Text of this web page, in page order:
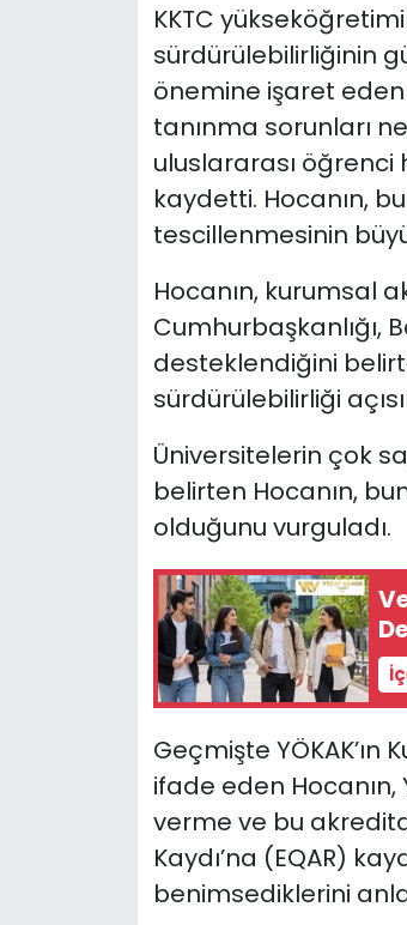
KKTC
sürdürülebilirliğinin
önemine işaret eden
tanınma sorunları
uluslararası öğrenci
kaydetti. Hocanın,
tescillenmesinin
Hocanın, kurumsal
Cumhurbaşkanlığı,
desteklendiğini
sürdürülebilirliği
Üniversitelerin çok
belirten Hocanın,
olduğunu vurguladı.
Geçmişte
ifade eden Hocanın,
verme ve bu
Kaydı’na (EQAR)
benimsediklerini